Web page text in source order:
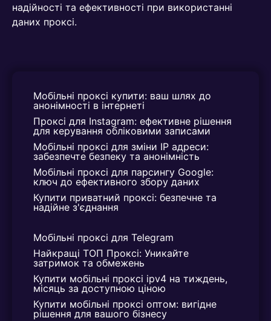
надійності та ефективності при використанні
даних проксі.
Мобільні проксі купити: ваш шлях до
анонімності в інтернеті
Проксі для Instagram: ефективне рішення
для керування обліковими записами
Мобільні проксі для зміни IP адреси:
забезпечте безпеку та анонімність
Мобільні проксі для парсингу Google:
ключ до ефективного збору даних
Купити приватний проксі: безпечне та
надійне з'єднання
Мобільні проксі для Telegram
Найкращі ТОП Проксі: Уникайте
затримок та обмежень
Купити мобільні проксі ipv4 на тиждень,
місяць за доступною ціною
Купити мобільні проксі оптом: вигідне
рішення для вашого бізнесу